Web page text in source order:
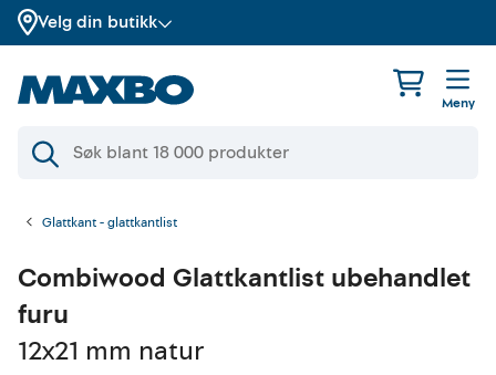
Velg din butikk
Meny
Glattkant - glattkantlist
Combiwood Glattkantlist ubehandlet
furu
12x21 mm natur